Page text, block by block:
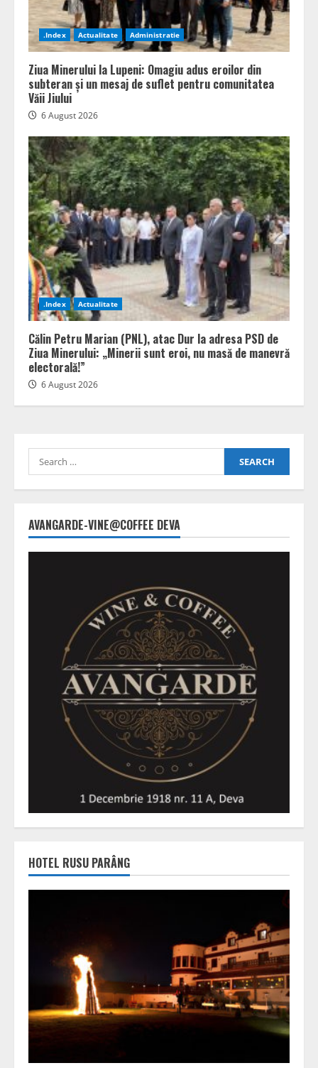
.Index Actualitate Administratie
Ziua Minerului la Lupeni: Omagiu adus eroilor din
subteran și un mesaj de suflet pentru comunitatea
Văii Jiului
6 August 2026
.Index Actualitate
Călin Petru Marian (PNL), atac Dur la adresa PSD de
Ziua Minerului: „Minerii sunt eroi, nu masă de manevră
electorală!”
6 August 2026
Search
for:
AVANGARDE-VINE@COFFEE DEVA
HOTEL RUSU PARÂNG